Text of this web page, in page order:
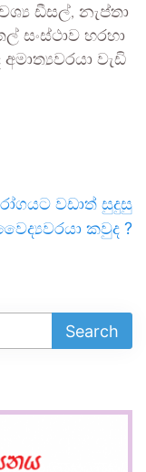
ඩීසල්, නැප්තා
සංස්ථාව හරහා
වැඩි
වඩාත් සුදුසු
කවුද ?